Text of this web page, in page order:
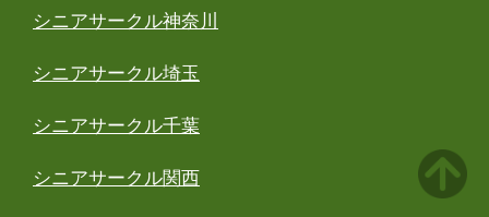
シニアサークル神奈川
シニアサークル埼玉
シニアサークル千葉
シニアサークル関西